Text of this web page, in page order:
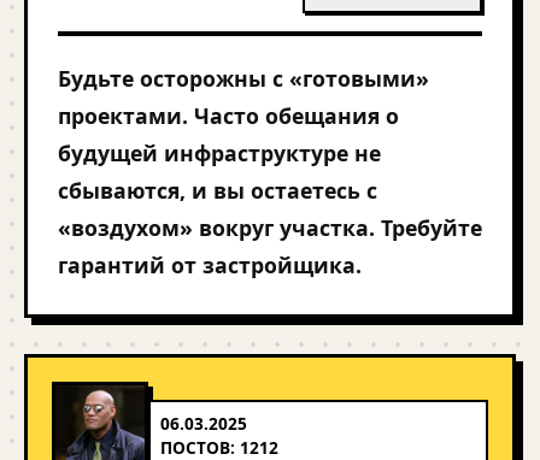
Будьте осторожны с «готовыми»
проектами. Часто обещания о
будущей инфраструктуре не
сбываются, и вы остаетесь с
«воздухом» вокруг участка. Требуйте
гарантий от застройщика.
06.03.2025
ПОСТОВ: 1212